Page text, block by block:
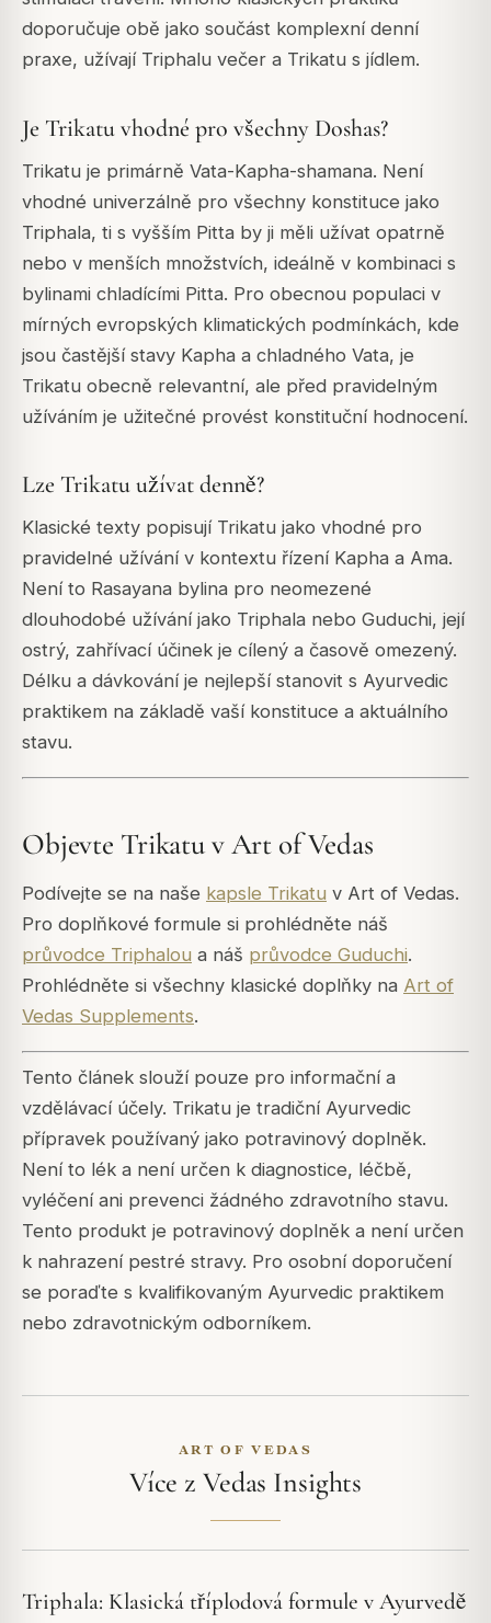
doporučuje obě jako součást komplexní denní
praxe, užívají Triphalu večer a Trikatu s jídlem.
Je Trikatu vhodné pro všechny Doshas?
Trikatu je primárně Vata-Kapha-shamana. Není
vhodné univerzálně pro všechny konstituce jako
Triphala, ti s vyšším Pitta by ji měli užívat opatrně
nebo v menších množstvích, ideálně v kombinaci s
bylinami chladícími Pitta. Pro obecnou populaci v
mírných evropských klimatických podmínkách, kde
jsou častější stavy Kapha a chladného Vata, je
Trikatu obecně relevantní, ale před pravidelným
užíváním je užitečné provést konstituční hodnocení.
Lze Trikatu užívat denně?
Klasické texty popisují Trikatu jako vhodné pro
pravidelné užívání v kontextu řízení Kapha a Ama.
Není to Rasayana bylina pro neomezené
dlouhodobé užívání jako Triphala nebo Guduchi, její
ostrý, zahřívací účinek je cílený a časově omezený.
Délku a dávkování je nejlepší stanovit s Ayurvedic
praktikem na základě vaší konstituce a aktuálního
stavu.
Objevte Trikatu v Art of Vedas
Podívejte se na naše kapsle Trikatu v Art of Vedas.
Pro doplňkové formule si prohlédněte náš
průvodce Triphalou a náš průvodce Guduchi.
Prohlédněte si všechny klasické doplňky na Art of
Vedas Supplements.
Tento článek slouží pouze pro informační a
vzdělávací účely. Trikatu je tradiční Ayurvedic
přípravek používaný jako potravinový doplněk.
Není to lék a není určen k diagnostice, léčbě,
vyléčení ani prevenci žádného zdravotního stavu.
Tento produkt je potravinový doplněk a není určen
k nahrazení pestré stravy. Pro osobní doporučení
se poraďte s kvalifikovaným Ayurvedic praktikem
nebo zdravotnickým odborníkem.
ART OF VEDAS
Více z Vedas Insights
Triphala: Klasická tříplodová formule v Ayurvedě